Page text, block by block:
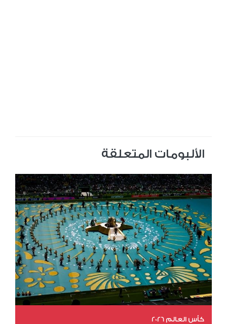
الألبومات المتعلقة
كأس العالم 2026